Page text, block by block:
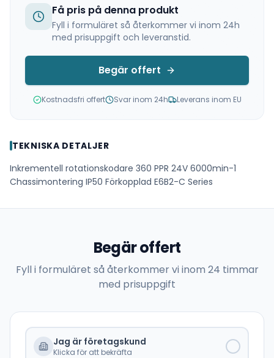
Få pris på denna produkt
Fyll i formuläret så återkommer vi inom 24h
med prisuppgift och leveranstid.
Begär offert
Kostnadsfri offert Svar inom 24h Leverans inom EU
TEKNISKA DETALJER
Inkrementell rotationskodare 360 PPR 24V 6000min-1
Chassimontering IP50 Förkopplad E6B2-C Series
Begär offert
Fyll i formuläret så återkommer vi inom 24 timmar
med prisuppgift
Jag är företagskund
Klicka för att bekräfta